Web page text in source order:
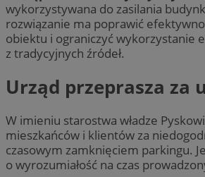
wykorzystywana do zasilania
rozwiązanie ma poprawić
obiektu i ograniczyć wykorzystanie
z tradycyjnych źródeł.
Urząd przeprasza za
W imieniu starostwa władze
mieszkańców i klientów za
czasowym zamknięciem parkingu.
o wyrozumiałość na czas